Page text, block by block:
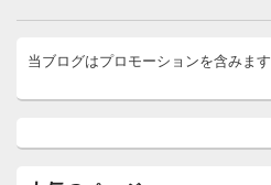
ビ
ー
ョ
イ
サ
ド
当ブログはプロモーションを含みます